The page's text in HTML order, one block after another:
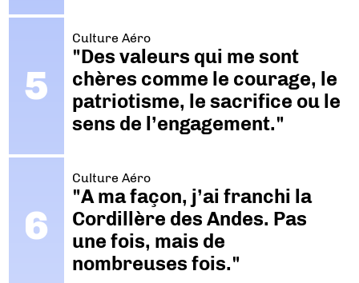
Culture Aéro
"Des valeurs qui me sont
chères comme le courage, le
patriotisme, le sacrifice ou le
sens de l’engagement."
Culture Aéro
"A ma façon, j’ai franchi la
Cordillère des Andes. Pas
une fois, mais de
nombreuses fois."